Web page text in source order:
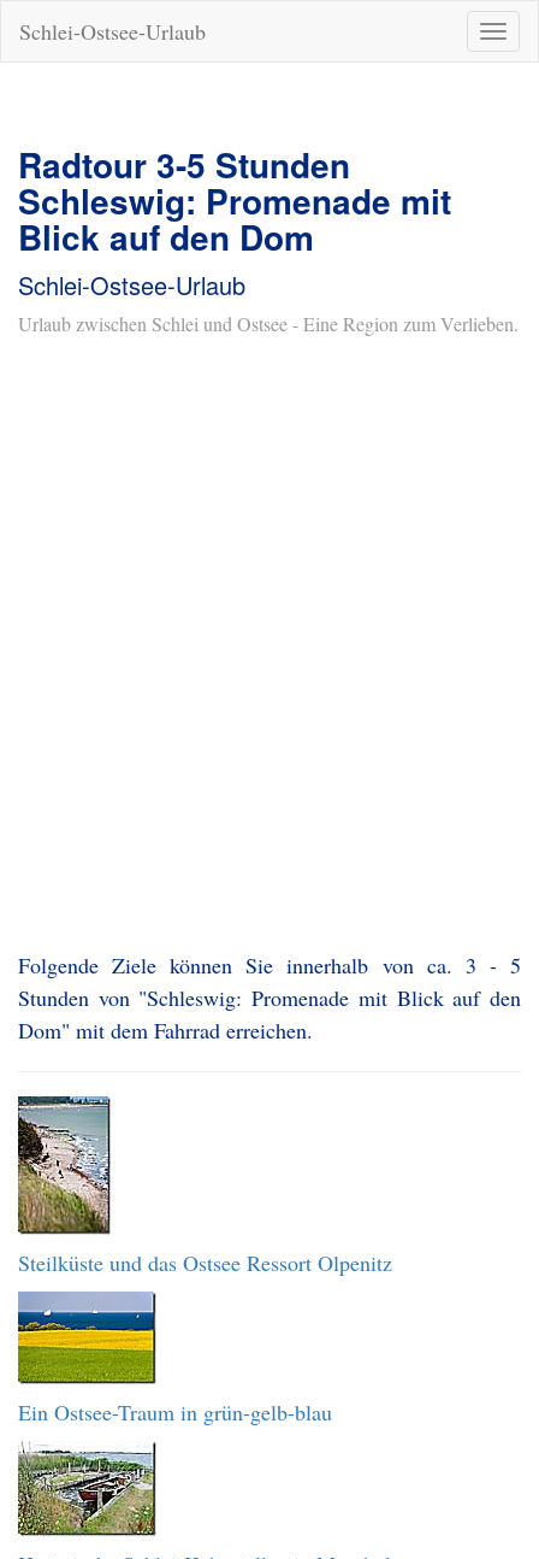
ein-/
Schlei-Ostsee-Urlaub
Radtour 3-5 Stunden
Schleswig: Promenade mit
Blick auf den Dom
Schlei-Ostsee-Urlaub
Urlaub zwischen Schlei und Ostsee - Eine Region zum Verlieben.
Folgende Ziele können Sie innerhalb von ca. 3 - 5
Stunden von "Schleswig: Promenade mit Blick auf den
Dom" mit dem Fahrrad erreichen.
Steilküste und das Ostsee Ressort Olpenitz
Ein Ostsee-Traum in grün-gelb-blau